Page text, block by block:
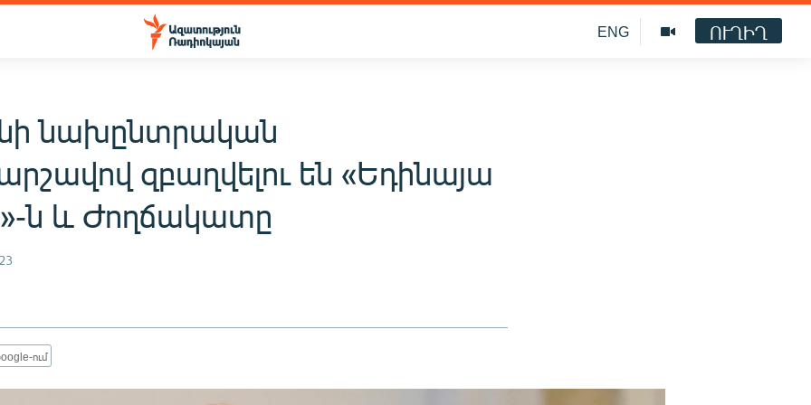
ENG ՈՒՂԻՂ
նախընտրական
զբաղվելու են «Եդինայա
ն և Ժողճակատը
ում